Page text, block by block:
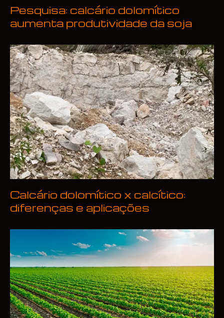
Pesquisa: calcário dolomítico
aumenta produtividade da soja
Calcário dolomítico x calcítico:
diferenças e aplicações